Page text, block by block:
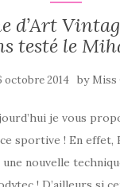
d’Art
testé le
octobre 2014 by Miss
je vous
sportive ! En effet,
une nouvelle